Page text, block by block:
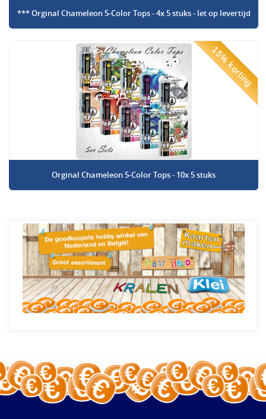
*** Orginal Chameleon 5-Color Tops - 4x 5 stuks - let op levertijd
15% korting
Orginal Chameleon 5-Color Tops - 10x 5 stuks